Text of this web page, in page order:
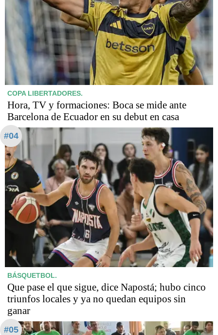
COPA LIBERTADORES.
Hora, TV y formaciones: Boca se mide ante
Barcelona de Ecuador en su debut en casa
#04
BÁSQUETBOL.
Que pase el que sigue, dice Napostá; hubo cinco
triunfos locales y ya no quedan equipos sin
ganar
#05